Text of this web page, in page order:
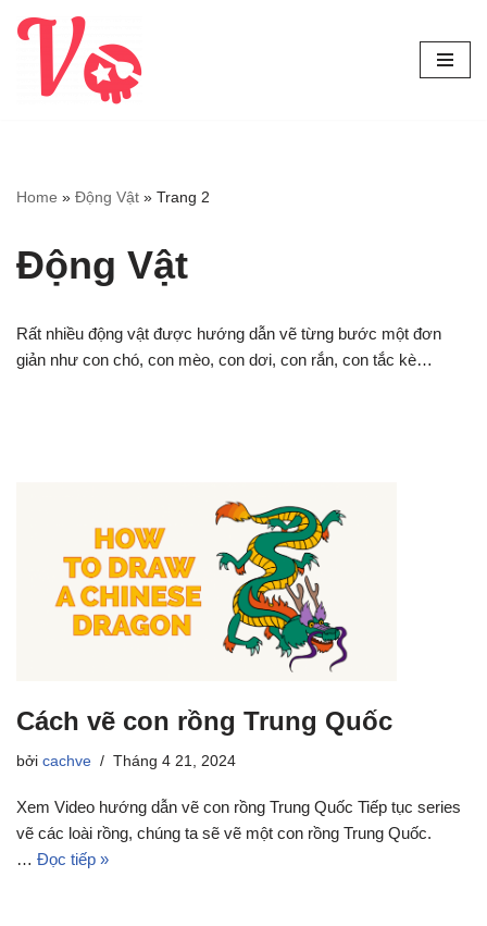
Chuyển
Home » Động Vật » Trang 2
Động Vật
Rất nhiều động vật được hướng dẫn vẽ từng bước một đơn
giản như con chó, con mèo, con dơi, con rắn, con tắc kè…
Cách vẽ con rồng Trung Quốc
bởi cachve Tháng 4 21, 2024
Xem Video hướng dẫn vẽ con rồng Trung Quốc Tiếp tục series
vẽ các loài rồng, chúng ta sẽ vẽ một con rồng Trung Quốc.
… Đọc tiếp »